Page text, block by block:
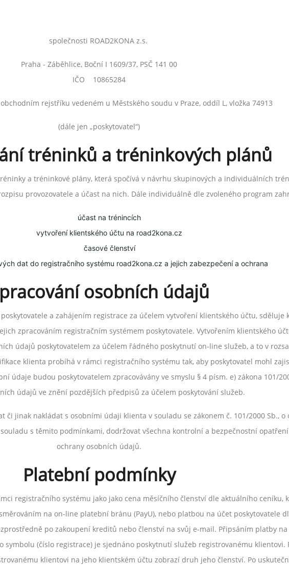
společnosti ROAD2KONA z.s.
Praha - Záběhlice, Boční I 1609/37, PSČ 141 00
IČO 10865284
rejstříku vedeném u Městského soudu v Praze, oddíl L, vložka 74913
(dále jen „poskytovatel“)
tréninků a tréninkových plánů
a tréninkové plány, která spočívá v návrhu skupinových a individuálních
provozovatele a účast na nich. Dále individuálně dle zvoleného program
účast na trénincích
vytvoření klientského účtu na road2kona.cz
časové členství
dat do registračního systému road2kona.cz a jejich zabezpečení a ochrana
osobních údajů
a zahájením registrace za účelem vytvoření klientského účtu, sděluje
zpracováním registračním systémem poskytovatele. Vytvořením klientského
údajů poskytovatelem za účelem řádného poskytnutí on-line služeb, a to v
klienta probíhá v rámci registračního systému tak, aby poskytovatel mohl
údaje budou poskytovatelem zpracovávány ve smyslu § 4 písm. e) zákona 101/
údajů ve znění pozdějších předpisů za účelem poskytování služeb.
či jinak nakládat s osobními údaji klienta v souladu se zákonem č. 101/2000 Sb., o
s těmito podmínkami, dodržovat všechna kontrolní a bezpečnostní
ochrany osobních údajů.
Platební podmínky
registračního systému jako jako cena měsíčního členství dle aktuálního ceníku,
na on-line platební bránu (PayU), nebo platbou na účet poskytovatele
po zakoupení kreditů nebo členství na svůj e-mail. Připsáním platby na
symbolu (číslo registrace) je sjednáno poskytnutí služeb registrovanému klientovi.
klientovi na jeho klientském účtu zobrazí druh jeho členství. Po